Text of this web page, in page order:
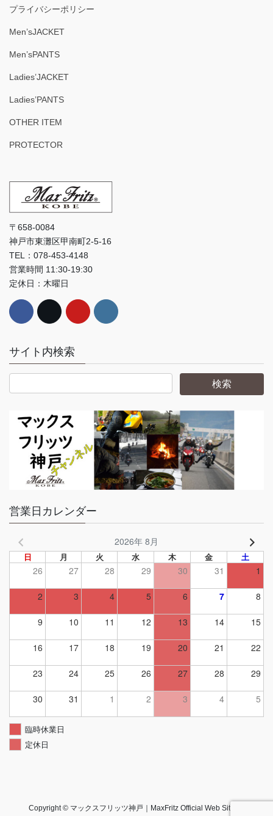
プライバシーポリシー
Men’sJACKET
Men’sPANTS
Ladies’JACKET
Ladies’PANTS
OTHER ITEM
PROTECTOR
〒658-0084
神戸市東灘区甲南町2-5-16
TEL：078-453-4148
営業時間 11:30-19:30
定休日：木曜日
サイト内検索
営業日カレンダー
2026年 8月
日 月 火 水 木 金 土
26 27 28 29 30 31 1
2 3 4 5 6 7 8
9 10 11 12 13 14 15
16 17 18 19 20 21 22
23 24 25 26 27 28 29
30 31 1 2 3 4 5
臨時休業日
定休日
Copyright © マックスフリッツ神戸｜MaxFritz Official Web Site All